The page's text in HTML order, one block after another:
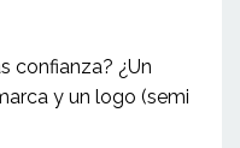
confianza? ¿Un
y un logo (semi